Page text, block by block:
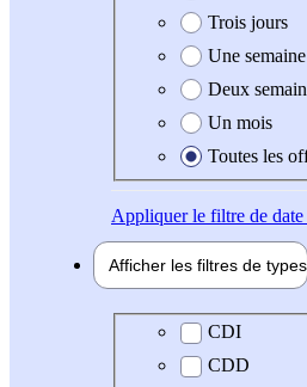
Trois jours
Une semaine
Deux
Un mois
Toutes les
Appliquerle filtre de date
Afficher les filtres de
Type de contrat
CDI
CDD